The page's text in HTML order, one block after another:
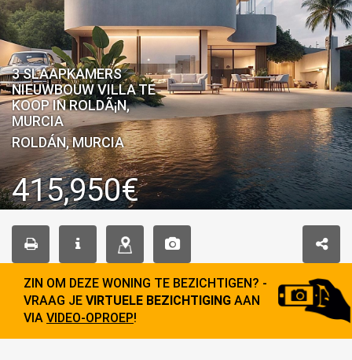
3 SLAAPKAMERS
NIEUWBOUW VILLA TE
KOOP IN ROLDÃ¡N,
MURCIA
ROLDÁN, MURCIA
415,950€
ZIN OM DEZE WONING TE BEZICHTIGEN? -
VRAAG JE VIRTUELE BEZICHTIGING AAN
VIA VIDEO-OPROEP!